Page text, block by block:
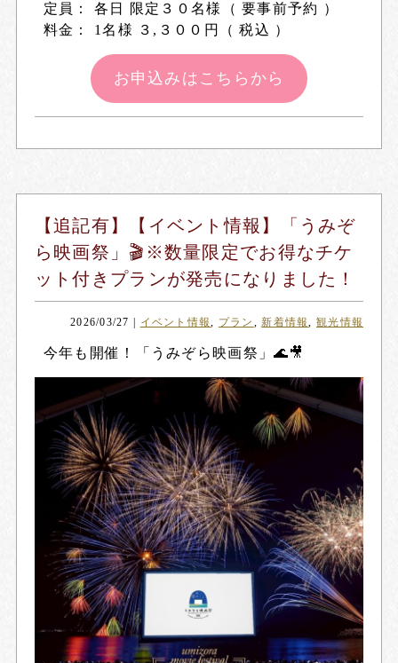
定員： 各日 限定３０名様（ 要事前予約 ）
料金： 1名様 ３,３００円（ 税込 ）
お申込みはこちらから
【追記有】【イベント情報】「うみぞ
ら映画祭」🎬※数量限定でお得なチケ
ット付きプランが発売になりました！
2026/03/27 イベント情報, プラン ,新着情報, 観光情報
今年も開催！「 うみぞら映画祭 」🌊🎥